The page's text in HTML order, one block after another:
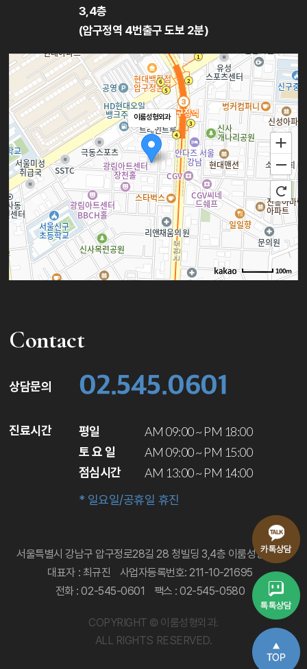
✔가슴축소수술 시 브라라인 흡입이
영상을 통해 확인해보아요😀
담았습니다!
답글을 남겨 드렸습니다❤
수술실 CCTV 실시간 라이브
시스템을 시행하고 있는
Dr.규지니의 관심이 뜨겁습니다🔥🔥
🔥
2023년 9월에만 2회의 뉴스 출연을
하였는데요
TV조선 7시 뉴스와 SBS 모닝와이드
출연
비하인드(?) 공개합니다!!
50대 성형외과 상담실장 피부관리
중년 여성 대표로 현미희
총괄실장님이
이룸 에스테틱에서 피부 관리를
받았습니다😀
리턴 리프팅(하이푸)+물방울 리프팅
+MTS 시술을
직접 받아본 솔직한 후기와 확실한
전,후 비교까지
재밌게 봐주시길 바랍니다.
좋댓구알 부탁드려요❤
3,4층
(압구정역 4번출구 도보 2분)
이룸성형외과
100m
Contact
상담문의 02.545.0601
진료시간 평일 AM 09:00 ~ PM 18:00
토 요 일 AM 09:00 ~ PM 15:00
점심시간 AM 13:00 ~ PM 14:00
* 일요일/공휴일 휴진
서울특별시 강남구 압구정로28길 28 청빌딩 3,4층 이룸성형외과
대표자 : 최규진
사업자등록번호: 211-10-21695
전화 : 02-545-0601
팩스 : 02-545-0580
COPYRIGHT © 이룸성형외과.
ALL RIGHTS RESERVED.